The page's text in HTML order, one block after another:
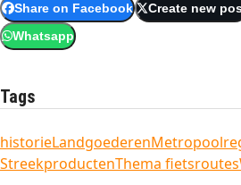
Share on Facebook Create new
Whatsapp
Tags
historieLandgoederen
StreekproductenThema fietsroutes